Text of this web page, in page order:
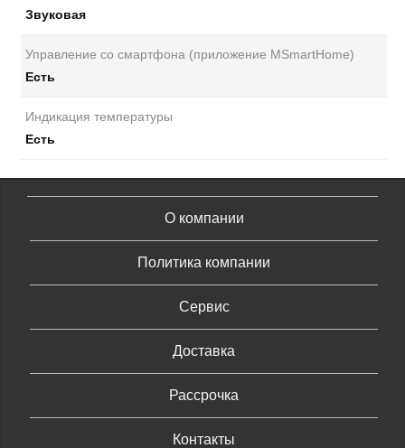
Звуковая
Управление со смартфона (приложение MSmartHome)
Есть
Индикация температуры
Есть
О компании
Политика компании
Сервис
Доставка
Рассрочка
Контакты